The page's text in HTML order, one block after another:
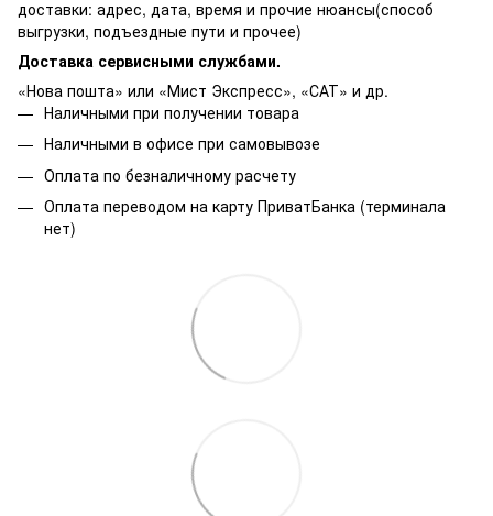
доставки: адрес, дата, время и прочие нюансы(способ
выгрузки, подъездные пути и прочее)
Доставка сервисными службами.
«Нова пошта» или «Мист Экспресс», «САТ» и др.
Наличными при получении товара
Наличными в офисе при самовывозе
Оплата по безналичному расчету
Оплата переводом на карту ПриватБанка (терминала
нет)